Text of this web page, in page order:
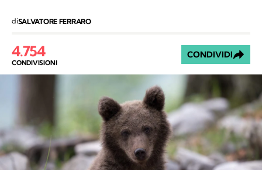
diSALVATORE FERRARO
4.754
CONDIVISIONI
CONDIVIDI